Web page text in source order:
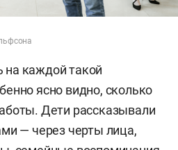
на каждой такой
ясно видно, сколько
Дети рассказывали
— через черты лица,